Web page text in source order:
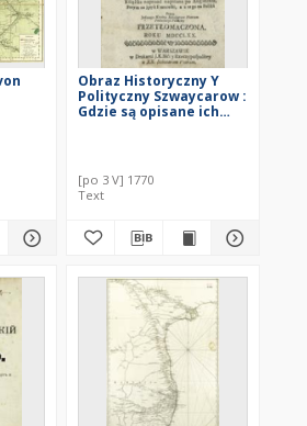
Obraz Historyczny Y
Polityczny Szwaycarow :
Gdzie są opisane ich
Polityka, Religia, y Rząd
ich Ludzi [...]
[po 3 V] 1770
Text